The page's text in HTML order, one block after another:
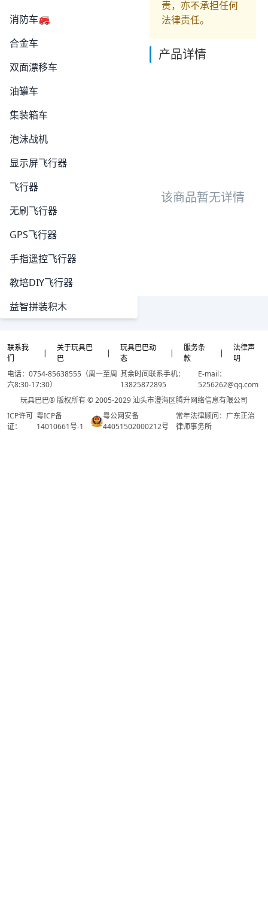
消防车🚒
合金车
双面漂移车
油罐车
集装箱车
泡沫战机
显示屏飞行器
飞行器
无刷飞行器
GPS飞行器
手指遥控飞行器
教培DIY飞行器
益智拼装积木
责，亦不承担任何
法律责任。
产品详情
该商品暂无详情
联系我
们
|
关于玩具巴
巴
|
玩具巴巴动
态
|
服务条
款
|
法律声
明
电话：0754-85638555（周一至周
六8:30-17:30）
其余时间联系手机：
13825872895
E-mail：
5256262@qq.com
玩具巴巴® 版权所有 © 2005-2029 汕头市澄海区腾升网络信息有限公司
ICP许可
证：
粤ICP备
14010661号-1
粤公网安备
44051502000212号
常年法律顾问：广东正治
律师事务所